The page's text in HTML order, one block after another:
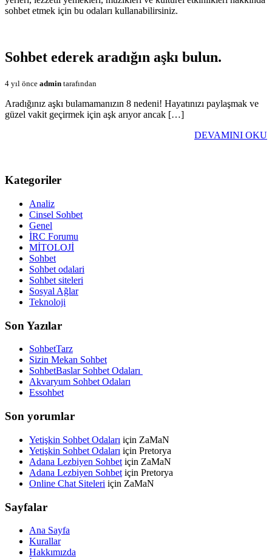
sohbet etmek için bu odaları kullanabilirsiniz.
Sohbet ederek aradığın aşkı bulun.
4 yıl önce admin tarafından
Aradığınız aşkı bulamamanızın 8 nedeni! Hayatınızı paylaşmak ve
güzel vakit geçirmek için aşk arıyor ancak […]
DEVAMINI OKU
Kategoriler
Analiz
Cinsel Sohbet
Genel
İRC Forumu
MİTOLOJİ
Sohbet
Sohbet odalari
Sohbet siteleri
Sosyal Ağlar
Teknoloji
Son Yazılar
SohbetTarz
Sizin Mekan Sohbet
SohbetBaslar Sohbet Odaları
Akvaryum Sohbet Odaları
Essohbet
Son yorumlar
Yetişkin Sohbet Odaları için ZaMaN
Yetişkin Sohbet Odaları için Pretorya
Adana Lezbiyen Sohbet için ZaMaN
Adana Lezbiyen Sohbet için Pretorya
Online Chat Siteleri için ZaMaN
Sayfalar
Ana Sayfa
Kurallar
Hakkımızda